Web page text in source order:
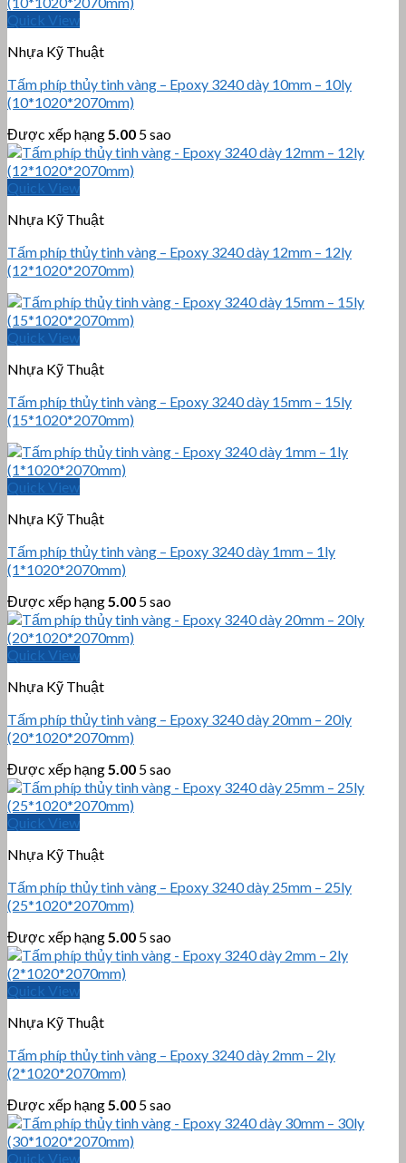
Quick View
Nhựa Kỹ Thuật
Tấm phíp thủy tinh vàng – Epoxy 3240 dày 10mm – 10ly
(10*1020*2070mm)
Được xếp hạng5.00 5 sao
Quick View
Nhựa Kỹ Thuật
Tấm phíp thủy tinh vàng – Epoxy 3240 dày 12mm – 12ly
(12*1020*2070mm)
Quick View
Nhựa Kỹ Thuật
Tấm phíp thủy tinh vàng – Epoxy 3240 dày 15mm – 15ly
(15*1020*2070mm)
Quick View
Nhựa Kỹ Thuật
Tấm phíp thủy tinh vàng – Epoxy 3240 dày 1mm – 1ly
(1*1020*2070mm)
Được xếp hạng5.00 5 sao
Quick View
Nhựa Kỹ Thuật
Tấm phíp thủy tinh vàng – Epoxy 3240 dày 20mm – 20ly
(20*1020*2070mm)
Được xếp hạng5.00 5 sao
Quick View
Nhựa Kỹ Thuật
Tấm phíp thủy tinh vàng – Epoxy 3240 dày 25mm – 25ly
(25*1020*2070mm)
Được xếp hạng5.00 5 sao
Quick View
Nhựa Kỹ Thuật
Tấm phíp thủy tinh vàng – Epoxy 3240 dày 2mm – 2ly
(2*1020*2070mm)
Được xếp hạng5.00 5 sao
Quick View